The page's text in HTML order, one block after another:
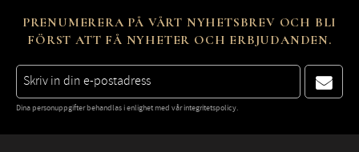
PRENUMERERA PÅ VÅRT NYHETSBREV OCH BLI
FÖRST ATT FÅ NYHETER OCH ERBJUDANDEN.
Dina personuppgifter behandlas i enlighet med vårintegritetspolicy.